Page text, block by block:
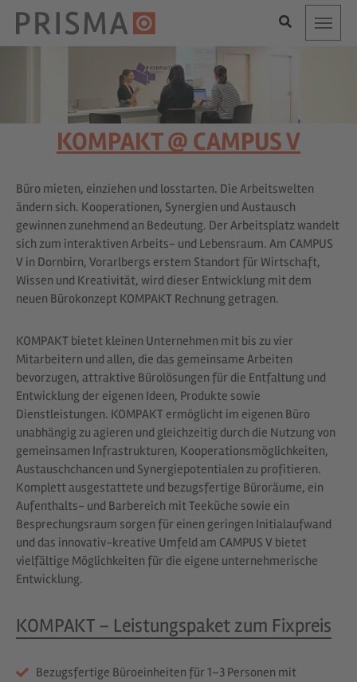
KOMPAKT @ CAMPUS V
Büro mieten, einziehen und losstarten. Die Arbeitswelten
ändern sich. Kooperationen, Synergien und Austausch
gewinnen zunehmend an Bedeutung. Der Arbeitsplatz wandelt
sich zum interaktiven Arbeits- und Lebensraum. Am CAMPUS
V in Dornbirn, Vorarlbergs erstem Standort für Wirtschaft,
Wissen und Kreativität, wird dieser Entwicklung mit dem
neuen Bürokonzept KOMPAKT Rechnung getragen.
KOMPAKT bietet kleinen Unternehmen mit bis zu vier
Mitarbeitern und allen, die das gemeinsame Arbeiten
bevorzugen, attraktive Bürolösungen für die Entfaltung und
Entwicklung der eigenen Ideen, Produkte sowie
Dienstleistungen. KOMPAKT ermöglicht im eigenen Büro
unabhängig zu agieren und gleichzeitig durch die Nutzung von
gemeinsamen Infrastrukturen, Kooperationsmöglichkeiten,
Austauschchancen und Synergiepotentialen zu profitieren.
Komplett ausgestattete und bezugsfertige Büroräume, ein
Aufenthalts- und Barbereich mit Teeküche sowie ein
Besprechungsraum sorgen für einen geringen Initialaufwand
und das innovativ-kreative Umfeld am CAMPUS V bietet
vielfältige Möglichkeiten für die eigene unternehmerische
Entwicklung.
KOMPAKT – Leistungspaket zum Fixpreis
Bezugsfertige Büroeinheiten für 1–3 Personen mit